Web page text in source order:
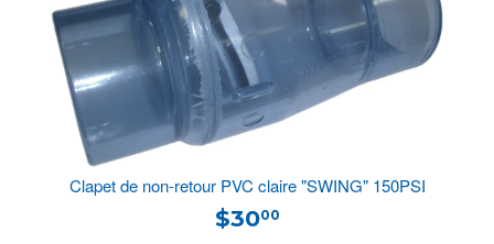
Clapet de non-retour PVC claire "SWING" 150PSI
$3000